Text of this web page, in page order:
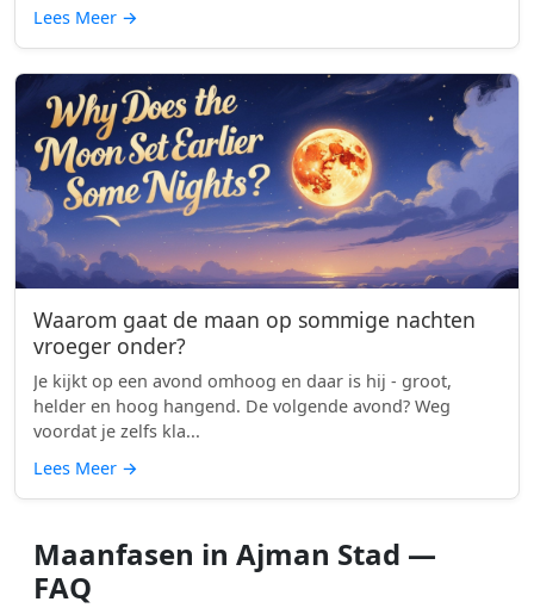
Lees Meer →
Waarom gaat de maan op sommige nachten
vroeger onder?
Je kijkt op een avond omhoog en daar is hij - groot,
helder en hoog hangend. De volgende avond? Weg
voordat je zelfs kla...
Lees Meer →
Maanfasen in Ajman Stad —
FAQ